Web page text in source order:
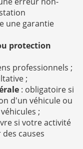
une garantie
protection
professionnels ;
;
: obligatoire si
d'un véhicule ou
;
si votre activité
causes